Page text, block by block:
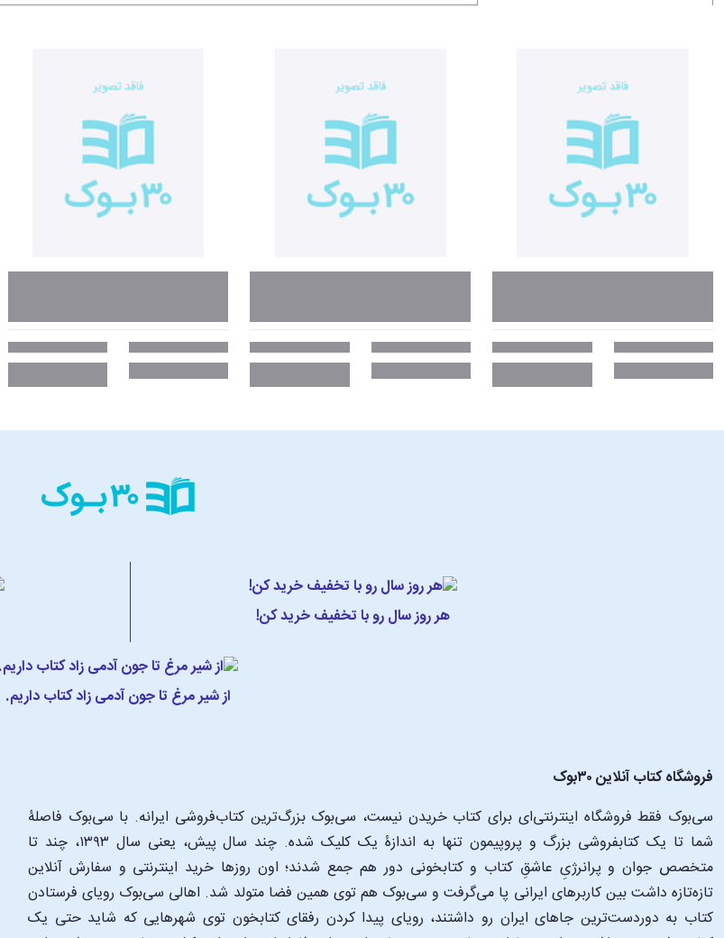
هر روز سال رو با تخفیف خرید کن!
از شیر مرغ تا جون آدمی زاد کتاب داریم.
فروشگاه کتاب آنلاین ۳۰بوک
سی‌بوک فقط فروشگاه اینترنتی‌ای برای کتاب خریدن نیست، سی‌بوک بزرگ‌ترین کتاب‌فروشی ایرانه. با سی‌بوک فاصلۀ
شما تا یک کتابفروشی بزرگ و پروپیمون تنها به اندازۀ یک کلیک شده. چند سال پیش، یعنی سال ۱۳۹۳، چند تا
متخصص جوان و پرانرژیِ عاشقِ کتاب و کتابخونی دور هم جمع شدند؛ اون‌ روزها خرید اینترنتی و سفارش آنلاین
تازه‌تازه داشت بین کاربرهای ایرانی پا می‌گرفت و سی‌بوک هم توی همین فضا متولد شد. اهالی سی‌بوک رویای فرستادن
کتاب به دوردست‌ترین جاهای ایران رو داشتند، رویای پیدا کردن رفقای کتابخون توی شهرهایی که شاید حتی یک